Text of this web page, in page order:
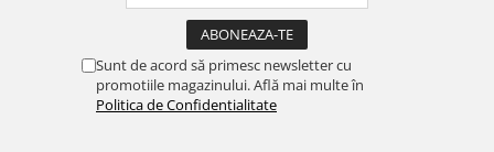
Sunt de acord să primesc newsletter cu
promotiile magazinului. Află mai multe în
Politica de Confidentialitate